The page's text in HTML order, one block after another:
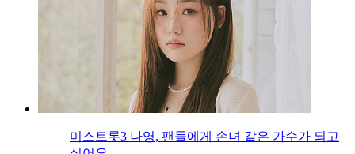
미스트롯3 나영, 팬들에게 손녀 같은 가수가 되고